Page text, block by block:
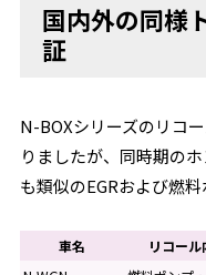
国内外の同様
証
N-BOXシリーズのリコ
りましたが、同時期の
も類似のEGRおよび燃
車名 リコー